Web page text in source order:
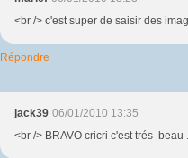
<br /> c'est super de saisir des
Répondre
jack39 06/01/2010 13:35
<br /> BRAVO cricri c'est trés beau